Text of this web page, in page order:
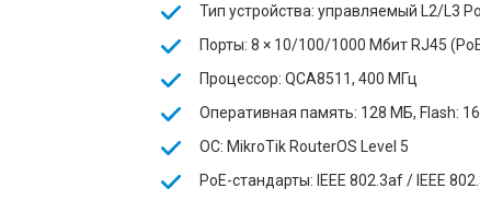
Тип устройства: управляемый L2/L3
Порты: 8 × 10/100/1000 Мбит RJ45
Процессор: QCA8511, 400 МГц
Оперативная память: 128 МБ, Flash:
ОС: MikroTik RouterOS Level 5
PoE-стандарты: IEEE 802.3af / IEEE